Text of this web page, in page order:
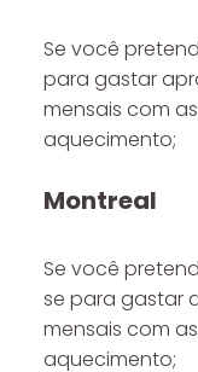
Se você
para gastar
mensais com
aquecimento;
Montreal
Se você
se para gastar
mensais com
aquecimento;